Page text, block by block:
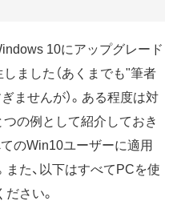
10にアップグレード
ました（あくまでも"筆者
ませんが）。ある程度は対
の例として紹介しておき
のWin10ユーザーに適用
た、以下はすべてPCを使
さい。